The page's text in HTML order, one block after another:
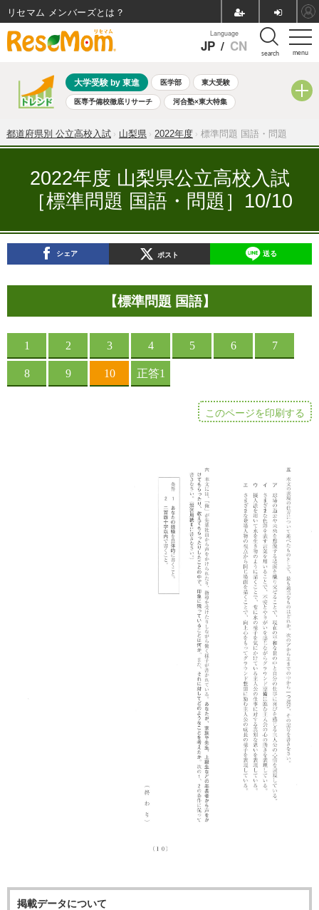
menu
Language
JP / CN search
大学受験 by 東進 医学部 東大受験
医専予備校徹底リサーチ 河合塾×東大特集
共通テスト 夏休み 8月開催学校説明会・相談会
自由研究教材（小学生向け） 自由研究教材（中学生向け）
ランキング
都道府県別 公立高校入試 山梨県 2022年度 標準問題 国語・問題
2022年度 山梨県公立高校入試
［標準問題 国語・問題］10/10
シェア ポスト 送る
【標準問題 国語】
このページを印刷する
掲載データについて
リセマム メンバーズ